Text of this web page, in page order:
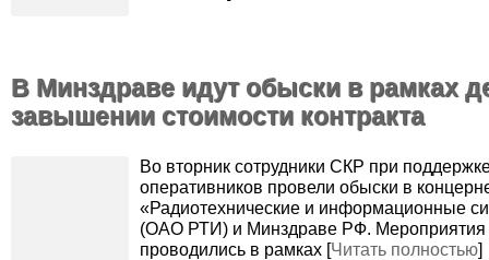
В Минздраве идут обыски в рамках
завышении стоимости контракта
Во вторник сотрудники СКР при
оперативников провели обыски в
«Радиотехнические и информационные
(ОАО РТИ) и Минздраве РФ. Мероприятия
проводились в рамках [Читать полностью]